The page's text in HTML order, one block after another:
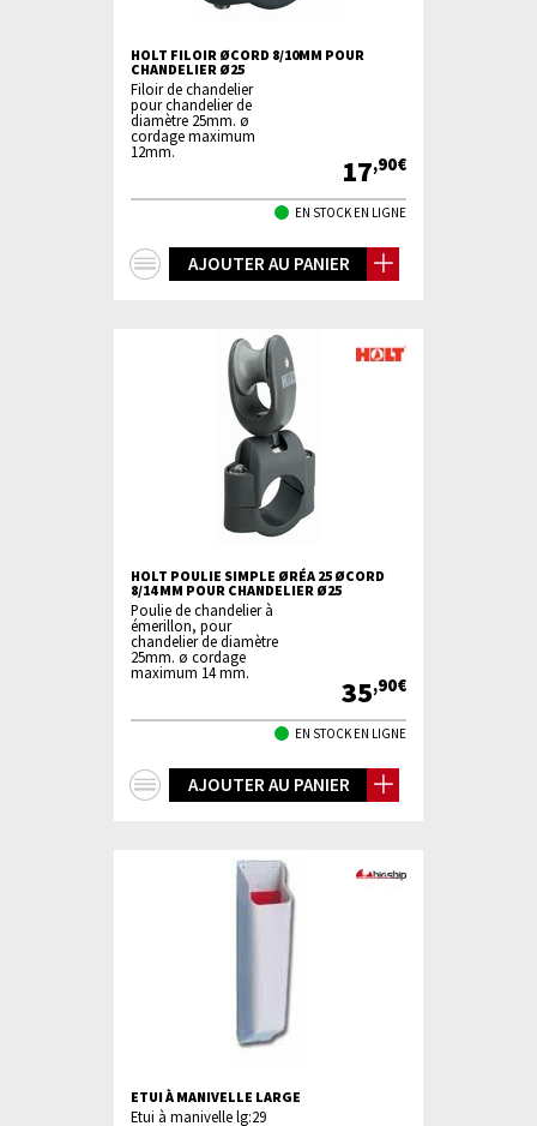
HOLT FILOIR ØCORD 8/10MM POUR
CHANDELIER Ø25
Filoir de chandelier
pour chandelier de
diamètre 25mm. ø
cordage maximum
12mm.
17,90€
EN STOCK EN LIGNE
AJOUTER AU PANIER
HOLT POULIE SIMPLE ØRÉA 25 ØCORD
8/14 MM POUR CHANDELIER Ø25
Poulie de chandelier à
émerillon, pour
chandelier de diamètre
25mm. ø cordage
maximum 14 mm.
35,90€
EN STOCK EN LIGNE
AJOUTER AU PANIER
ETUI À MANIVELLE LARGE
Etui à manivelle lg:29